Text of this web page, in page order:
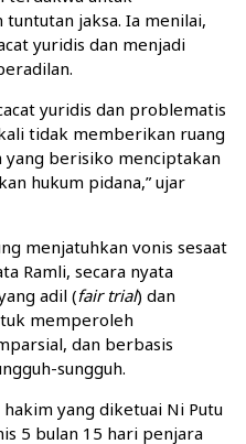
jaksa. Ia menilai,
yuridis dan menjadi
yuridis dan problematis
tidak memberikan ruang
berisiko menciptakan
hukum pidana,” ujar
menjatuhkan vonis sesaat
Ramli, secara nyata
adil (fair trial) dan
memperoleh
dan berbasis
sungguh.
yang diketuai Ni Putu
5 bulan 15 hari penjara